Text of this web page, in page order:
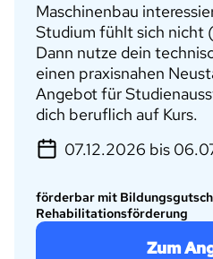
Maschinenbau
Studium fühlt sich nicht
Dann nutze dein
einen praxisnahen
Angebot für
dich beruflich auf Kurs.
07.12.2026 bis
förderbar mit
Rehabilitationsförderung
Zum